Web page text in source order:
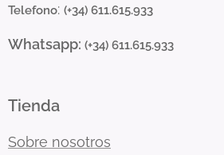
Telefono: (+34) 611.615.933
Whatsapp: (+34) 611.615.933
Tienda
Sobre nosotros